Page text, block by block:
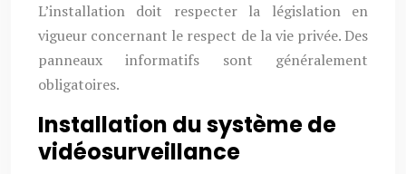
L’installation doit respecter la législation en
vigueur concernant le respect de la vie privée. Des
panneaux informatifs sont généralement
obligatoires.
Installation du système de
vidéosurveillance